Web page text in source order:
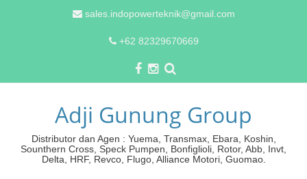
sales.indopowerteknik@gmail.com
+62 82329670669
Adji Gunung Group
Distributor dan Agen : Yuema, Transmax, Ebara, Koshin,
Sounthern Cross, Speck Pumpen, Bonfiglioli, Rotor, Abb, Invt,
Delta, HRF, Revco, Flugo, Alliance Motori, Guomao.